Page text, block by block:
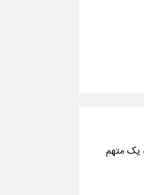
حشیش از معده یک متهم